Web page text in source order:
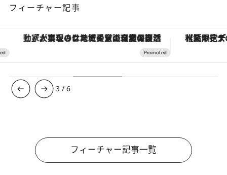
フィーチャー記事
「大事なのは地域の意識を変えること」。ロレックス賞受賞の自然保護活動家が実現させたナイジェリアの自然環境の復活 【夏限定ディナーコース】旬を
3 /6
フィーチャー記事一覧